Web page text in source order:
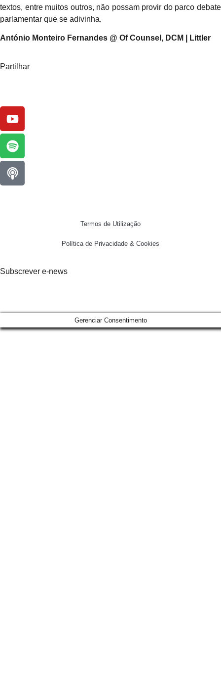
textos, entre muitos outros, não possam provir do parco debate
parlamentar que se adivinha.
António Monteiro Fernandes @ Of Counsel, DCM | Littler
Partilhar
Termos de Utilização
Política de Privacidade & Cookies
Subscrever e-news
Gerenciar Consentimento